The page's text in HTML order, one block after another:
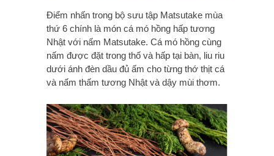
Điểm nhấn trong bộ sưu tập Matsutake mùa
thứ 6 chính là món cá mó hồng hấp tương
Nhật với nấm Matsutake. Cá mó hồng cùng
nấm được đặt trong thố và hấp tại bàn, liu riu
dưới ánh đèn dầu đủ ấm cho từng thớ thịt cá
và nấm thấm tương Nhật và dậy mùi thơm.